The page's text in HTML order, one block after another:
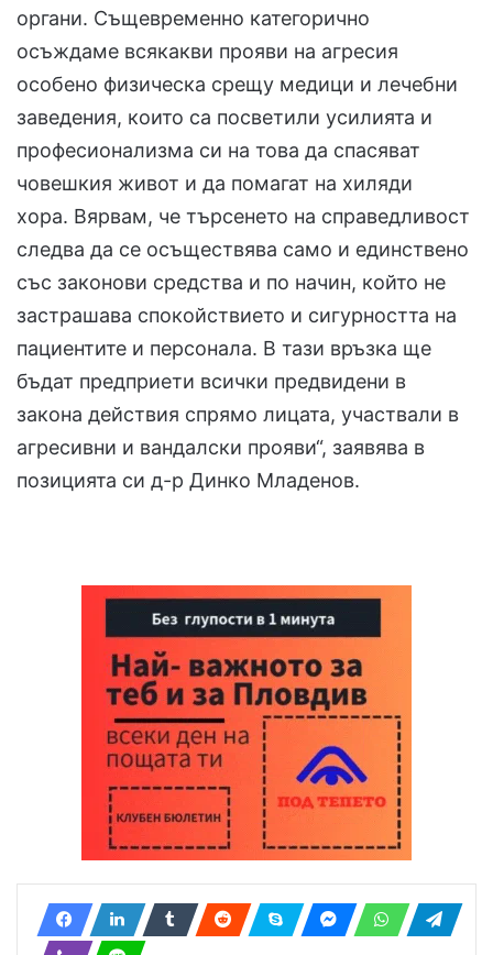
органи. Същевременно категорично
осъждаме всякакви прояви на агресия
особено физическа срещу медици и лечебни
заведения, които са посветили усилията и
професионализма си на това да спасяват
човешкия живот и да помагат на хиляди
хора. Вярвам, че търсенето на справедливост
следва да се осъществява само и единствено
със законови средства и по начин, който не
застрашава спокойствието и сигурността на
пациентите и персонала. В тази връзка ще
бъдат предприети всички предвидени в
закона действия спрямо лицата, участвали в
агресивни и вандалски прояви“, заявява в
позицията си д-р Динко Младенов.